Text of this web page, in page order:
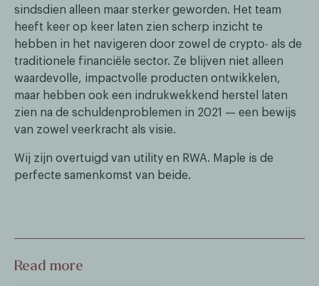
sindsdien alleen maar sterker geworden. Het team
heeft keer op keer laten zien scherp inzicht te
hebben in het navigeren door zowel de crypto- als de
traditionele financiële sector. Ze blijven niet alleen
waardevolle, impactvolle producten ontwikkelen,
maar hebben ook een indrukwekkend herstel laten
zien na de schuldenproblemen in 2021 — een bewijs
van zowel veerkracht als visie.
Wij zijn overtuigd van utility en RWA. Maple is de
perfecte samenkomst van beide.
Read more